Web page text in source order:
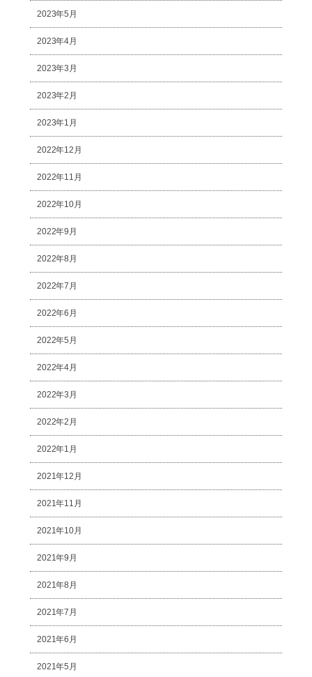
2023年5月
2023年4月
2023年3月
2023年2月
2023年1月
2022年12月
2022年11月
2022年10月
2022年9月
2022年8月
2022年7月
2022年6月
2022年5月
2022年4月
2022年3月
2022年2月
2022年1月
2021年12月
2021年11月
2021年10月
2021年9月
2021年8月
2021年7月
2021年6月
2021年5月